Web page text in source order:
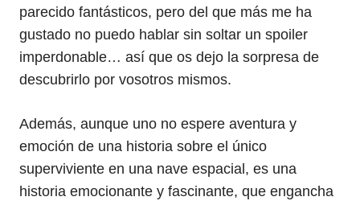
parecido fantásticos, pero del que más me ha
gustado no puedo hablar sin soltar un spoiler
imperdonable… así que os dejo la sorpresa de
descubrirlo por vosotros mismos.
Además, aunque uno no espere aventura y
emoción de una historia sobre el único
superviviente en una nave espacial, es una
historia emocionante y fascinante, que engancha